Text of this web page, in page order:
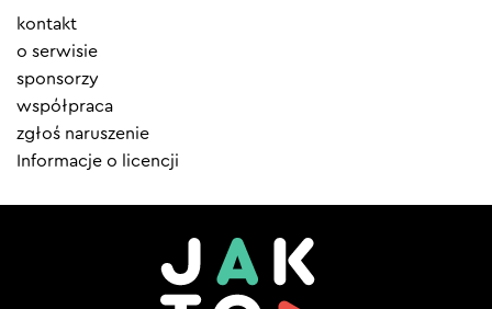
Element
menu
kontakt
o serwisie
sponsorzy
współpraca
zgłoś naruszenie
Informacje o licencji